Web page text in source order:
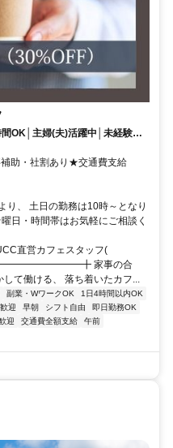
間OK│主婦(夫)活躍中│未経験
助・社割あり★交通費支給
、 土日の勤務は10時～となり
日・時間帯はお気軽にご相談く
直営カフェスタッフ(ゝ
家事の合
て働ける、 落ち着いたカフ...
副業・WワークOK
1日4時間以内OK
迎 早朝 シフト自由
即日勤務OK
迎 交通費全額支給
午前